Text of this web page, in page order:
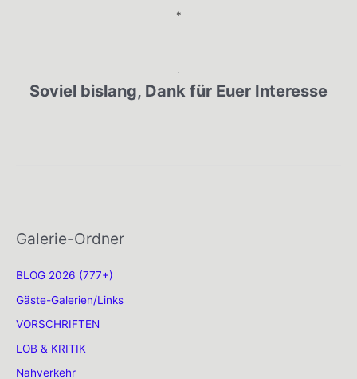
Galerie-Ordner
BLOG 2026 (777+)
Gäste-Galerien/Links
VORSCHRIFTEN
LOB & KRITIK
Nahverkehr
*
.
Soviel bislang, Dank für Euer Interesse